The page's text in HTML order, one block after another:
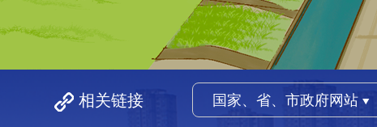
相关链接 国家、省、市政府网站